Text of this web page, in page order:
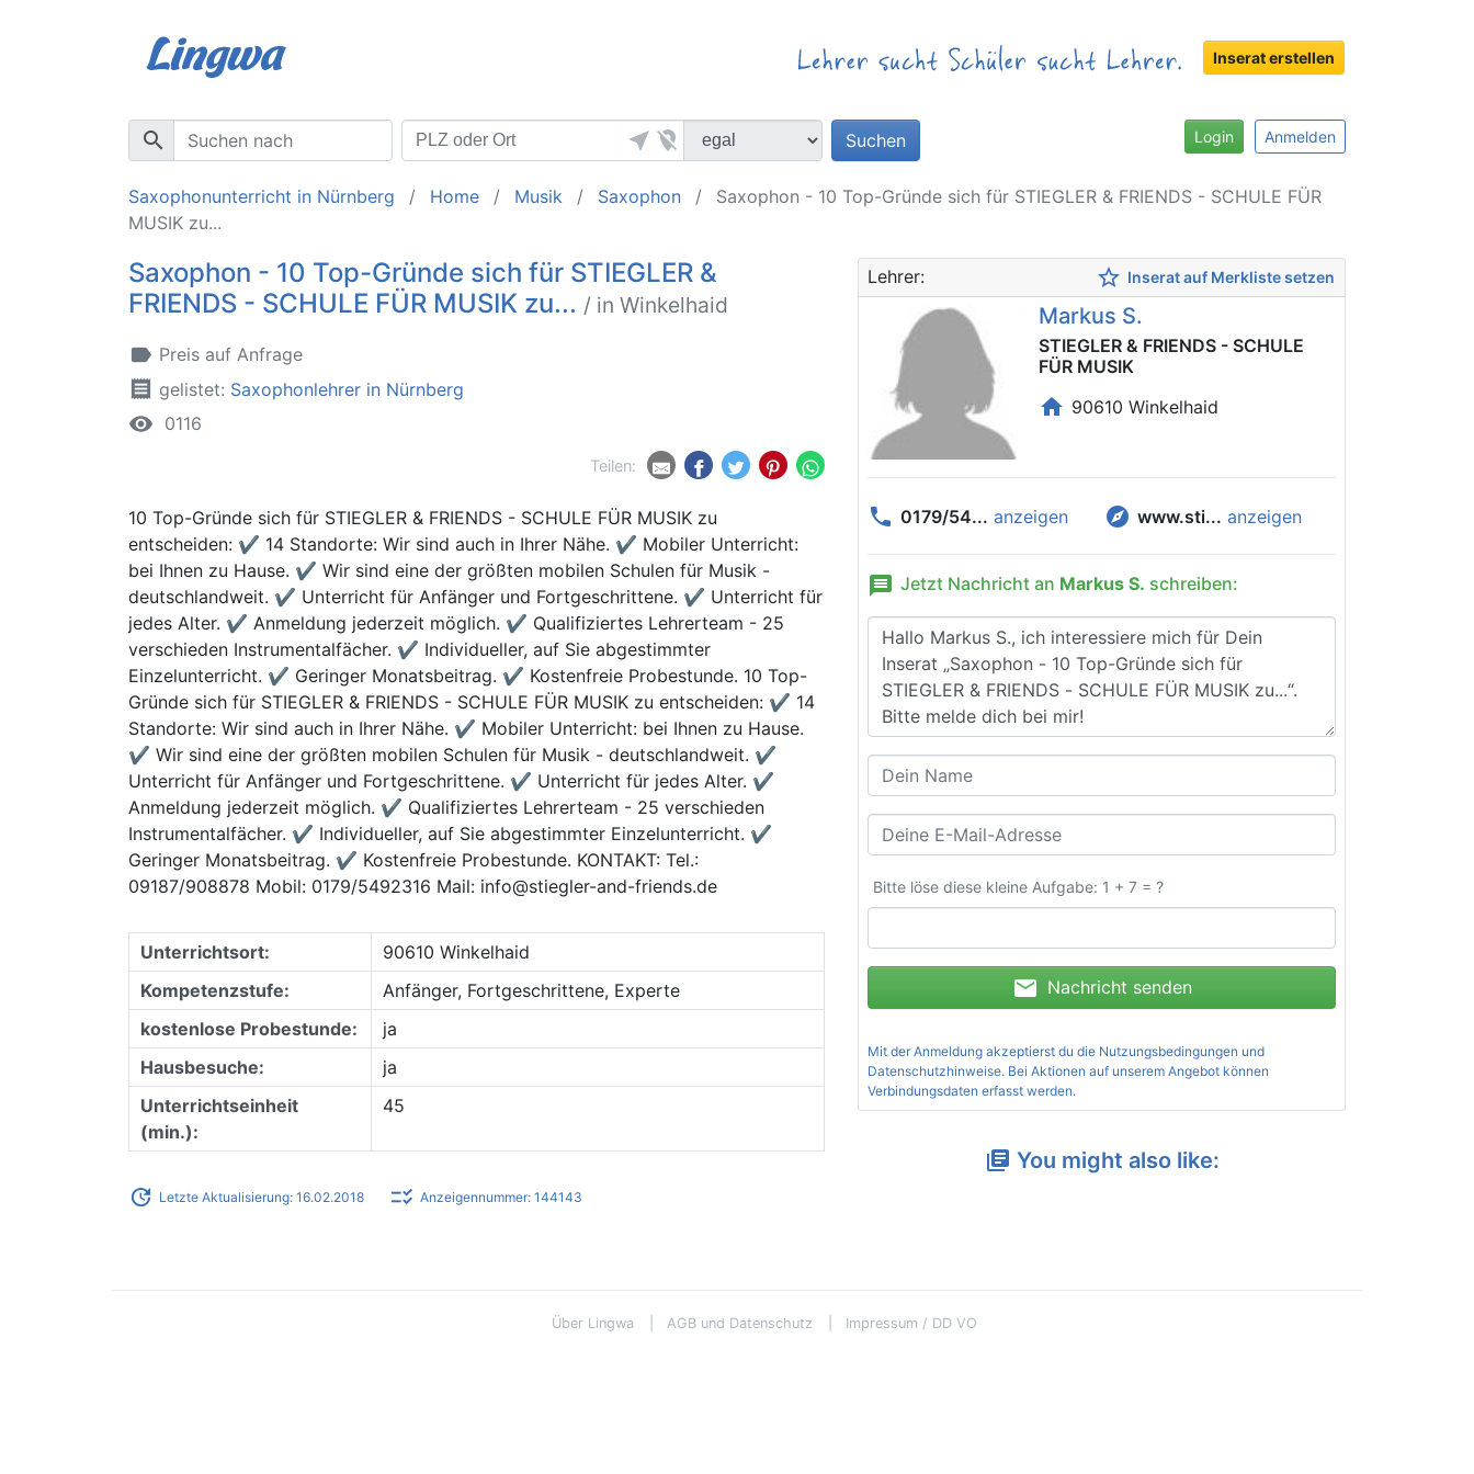
Inserat erstellen
search near_me location_off Suchen Login Anmelden
Saxophonunterricht in Nürnberg Home Musik Saxophon
Saxophon - 10 Top-Gründe sich für STIEGLER & FRIENDS - SCHULE FÜR
MUSIK zu...
Saxophon - 10 Top-Gründe sich für STIEGLER &
FRIENDS - SCHULE FÜR MUSIK zu... / in Winkelhaid
label Preis auf Anfrage
receipt gelistet: Saxophonlehrer in Nürnberg
remove_red_eye 0116
Teilen:
10 Top-Gründe sich für STIEGLER & FRIENDS - SCHULE FÜR MUSIK zu
entscheiden: ✔ 14 Standorte: Wir sind auch in Ihrer Nähe. ✔ Mobiler Unterricht:
bei Ihnen zu Hause. ✔ Wir sind eine der größten mobilen Schulen für Musik -
deutschlandweit. ✔ Unterricht für Anfänger und Fortgeschrittene. ✔ Unterricht für
jedes Alter. ✔ Anmeldung jederzeit möglich. ✔ Qualifiziertes Lehrerteam - 25
verschieden Instrumentalfächer. ✔ Individueller, auf Sie abgestimmter
Einzelunterricht. ✔ Geringer Monatsbeitrag. ✔ Kostenfreie Probestunde. 10 Top-
Gründe sich für STIEGLER & FRIENDS - SCHULE FÜR MUSIK zu entscheiden: ✔ 14
Standorte: Wir sind auch in Ihrer Nähe. ✔ Mobiler Unterricht: bei Ihnen zu Hause.
✔ Wir sind eine der größten mobilen Schulen für Musik - deutschlandweit. ✔
Unterricht für Anfänger und Fortgeschrittene. ✔ Unterricht für jedes Alter. ✔
Anmeldung jederzeit möglich. ✔ Qualifiziertes Lehrerteam - 25 verschieden
Instrumentalfächer. ✔ Individueller, auf Sie abgestimmter Einzelunterricht. ✔
Geringer Monatsbeitrag. ✔ Kostenfreie Probestunde. KONTAKT: Tel.:
09187/908878 Mobil: 0179/5492316 Mail: info@stiegler-and-friends.de
Unterrichtsort:
90610 Winkelhaid
Kompetenzstufe:
Anfänger, Fortgeschrittene, Experte
kostenlose Probestunde:
ja
Hausbesuche:
ja
Unterrichtseinheit
(min.):
45
update Letzte Aktualisierung: 16.02.2018 checklist_rtl Anzeigennummer: 144143
Lehrer: star_border Inserat auf Merkliste setzen
Markus S.
STIEGLER & FRIENDS - SCHULE
FÜR MUSIK
home 90610 Winkelhaid
phone 0179/54... anzeigen explore www.sti... anzeigen
message Jetzt Nachricht an Markus S. schreiben:
Bitte löse diese kleine Aufgabe: 1 + 7 = ?
mail Nachricht senden
Mit der Anmeldung akzeptierst du die Nutzungsbedingungen und
Datenschutzhinweise. Bei Aktionen auf unserem Angebot können
Verbindungsdaten erfasst werden.
library_books You might also like:
Über Lingwa AGB und Datenschutz Impressum / DD VO